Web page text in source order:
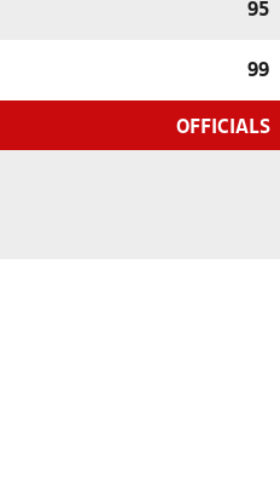
95
99
OFFICIALS